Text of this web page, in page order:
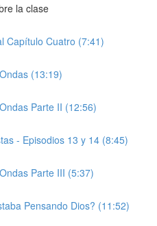
la clase
Capítulo Cuatro (7:41)
(13:19)
Parte II (12:56)
- Episodios 13 y 14 (8:45)
Parte III (5:37)
Pensando Dios? (11:52)